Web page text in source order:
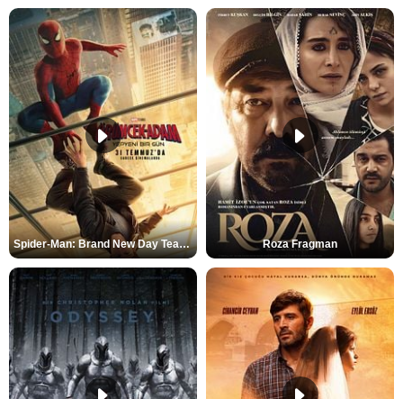
Spider-Man: Brand New Day Teaser Roza Fragman